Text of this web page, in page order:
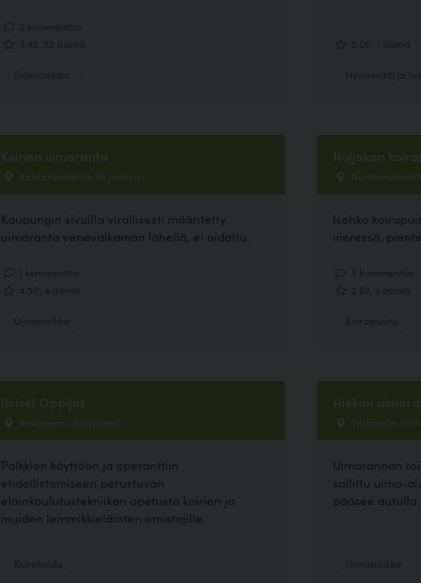
Koirien uimaranta
Kaislarannantie 19, Joensuu
Kaupungin sivuilla virallisesti määritetty
uimaranta venevalkaman lähellä, ei aidattu.
Noljakan
Isohko
vieressä,
Iloiset Oppijat
Rovaniemi, Rovaniemi
Palkkion käyttöön ja operanttiin
ehdollistamiseen perustuvan
eläinkoulutustekniikan opetusta koirien ja
muiden lemmikkieläinten omistajille.
Hiekan
Tarhantie,
Uimarannan
sallittu uima-
pääsee